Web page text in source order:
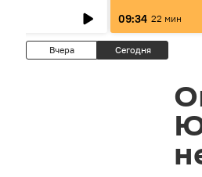
09:34 22 мин
Вчера Сегодня